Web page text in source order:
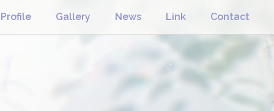
Profile Gallery News Link Contact